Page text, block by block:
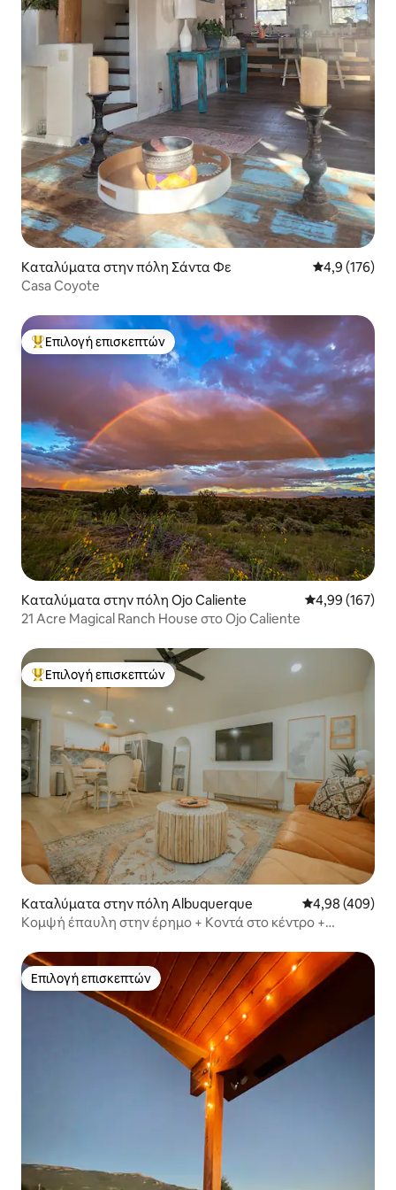
Καταλύματα στην πόλη Σάντα Φε Μέση
4,9 (176)
Casa Coyote
Κορυφαία επιλογή επισκεπτών
Επιλογή επισκεπτών
Καταλύματα στην πόλη Ojo Caliente Μέση
4,99 (167)
21 Acre Magical Ranch House στο Ojo Caliente
Κορυφαία επιλογή επισκεπτών
Επιλογή επισκεπτών
Καταλύματα στην πόλη Albuquerque Μέση
4,98 (409)
Κομψή έπαυλη στην έρημο + Κοντά στο κέντρο +
Επιλογή επισκεπτών
Επιλογή επισκεπτών